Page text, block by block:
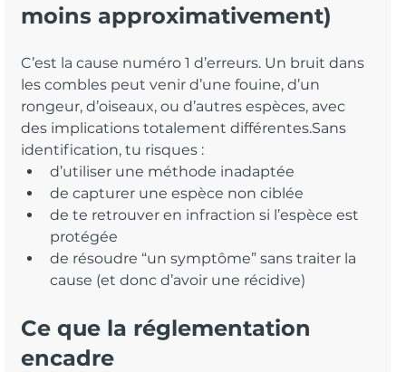
moins approximativement)
C’est la cause numéro 1 d’erreurs. Un bruit dans
les combles peut venir d’une fouine, d’un
rongeur, d’oiseaux, ou d’autres espèces, avec
des implications totalement différentes.Sans
identification, tu risques :
d’utiliser une méthode inadaptée
de capturer une espèce non ciblée
de te retrouver en infraction si l’espèce est
protégée
de résoudre “un symptôme” sans traiter la
cause (et donc d’avoir une récidive)
Ce que la réglementation
encadre